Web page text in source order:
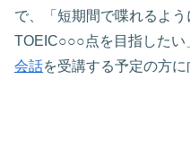
で、「短期間で喋れるよ
TOEIC○○○点を目指したい
会話を受講する予定の方に